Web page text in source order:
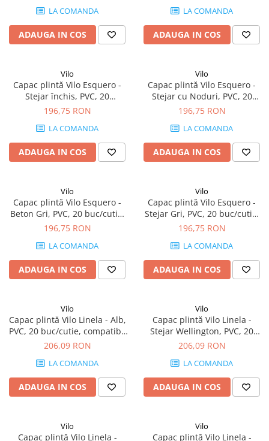
LA COMANDA
ADAUGA IN COS
LA COMANDA
ADAUGA IN COS
Vilo
Capac plintă Vilo Esquero -
Stejar închis, PVC, 20
buc/cutie, compatibil plintă
196,75 RON
LA COMANDA
ADAUGA IN COS
Vilo
Capac plintă Vilo Esquero -
Stejar cu Noduri, PVC, 20
buc/cutie, compatibil plintă
196,75 RON
LA COMANDA
ADAUGA IN COS
Vilo
Capac plintă Vilo Esquero -
Beton Gri, PVC, 20 buc/cutie,
compatibil plintă 66.6 mm
196,75 RON
LA COMANDA
ADAUGA IN COS
Vilo
Capac plintă Vilo Esquero -
Stejar Gri, PVC, 20 buc/cutie,
compatibil plintă 66.6 mm
196,75 RON
LA COMANDA
ADAUGA IN COS
Vilo
Capac plintă Vilo Linela - Alb,
PVC, 20 buc/cutie, compatibil
plintă 80 mm
206,09 RON
LA COMANDA
ADAUGA IN COS
Vilo
Capac plintă Vilo Linela -
Stejar Wellington, PVC, 20
buc/cutie, compatibil plintă
206,09 RON
LA COMANDA
ADAUGA IN COS
Vilo
Capac plintă Vilo Linela -
Vilo
Capac plintă Vilo Linela -